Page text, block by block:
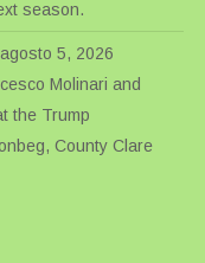
season.
agosto 5, 2026
Molinari and
the Trump
County Clare